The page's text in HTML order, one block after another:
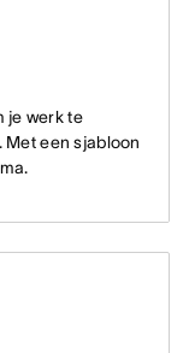
je werk te
een sjabloon